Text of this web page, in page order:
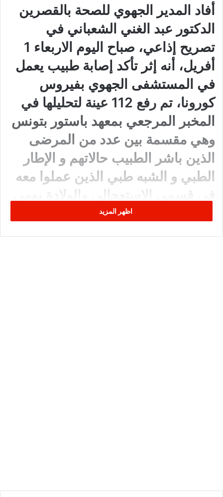
أفاد المدير الجهوي للصحة بالقصرين
الدكتور عبد الغني الشعباني في
تصريح إذاعي، صباح اليوم الاربعاء 1
أفريل، أنه إثر تأكد إصابة طبيب يعمل
في المستشفى الجهوي بفيروس
كورونا، تم رفع 112 عينة لتحليلها في
المخبر المرجعي بمعهد باستور بتونس
وهي مقسمة بين عدد من المرضى
الذين باشر الطبيب حالاتهم و الإطار
الطبي و الشبه طبي الذين عملوا معه
في قسمي الاستعجالي والولادة يومي
اظهر المزيد